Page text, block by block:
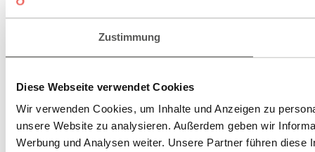
Zustimmung
Diese Webseite verwendet Cookies
Wir verwenden Cookies, um Inhalte und Anzeigen zu
unsere Website zu analysieren. Außerdem geben wir
Werbung und Analysen weiter. Unsere Partner führen